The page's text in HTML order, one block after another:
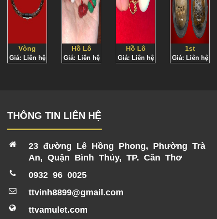
Vòng
tay
Giá: Liên hệ
Hồ Lô
May
Giá: Liên hệ
Hồ Lô
Phép BE
Giá: Liên hệ
1st
Loop
Giá: Liên hệ
THÔNG TIN LIÊN HỆ
23 đường Lê Hồng Phong, Phường Trà
An, Quận Bình Thủy, TP. Cần Thơ
0932 96 0025
ttvinh8899@gmail.com
ttvamulet.com